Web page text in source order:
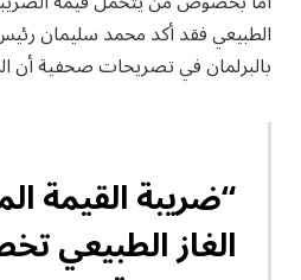
الطبيعي فقد أكد محمد سليمان
بالبرلمان في تصريحات صحفية أن
“ضريبة القيمة
الغاز الطبيعي